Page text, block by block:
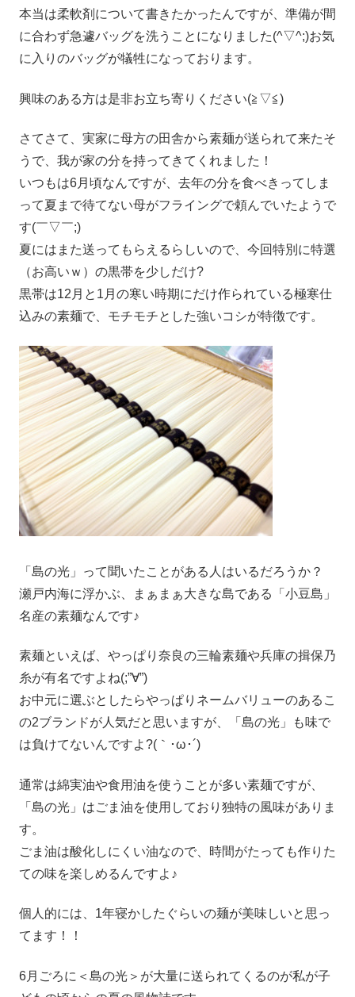
本当は柔軟剤について書きたかったんですが、準備が間
に合わず急遽バッグを洗うことになりました(^▽^;)お気
に入りのバッグが犠牲になっております。
興味のある方は是非お立ち寄りください(≧▽≦)
さてさて、実家に母方の田舎から素麺が送られて来たそ
うで、我が家の分を持ってきてくれました！
いつもは6月頃なんですが、去年の分を食べきってしま
って夏まで待てない母がフライングで頼んでいたようで
す(￣▽￣;)
夏にはまた送ってもらえるらしいので、今回特別に特選
（お高いｗ）の黒帯を少しだけ?
黒帯は12月と1月の寒い時期にだけ作られている極寒仕
込みの素麺で、モチモチとした強いコシが特徴です。
「島の光」って聞いたことがある人はいるだろうか？
瀬戸内海に浮かぶ、まぁまぁ大きな島である「小豆島」
名産の素麺なんです♪
素麺といえば、やっぱり奈良の三輪素麺や兵庫の揖保乃
糸が有名ですよね(;”∀”)
お中元に選ぶとしたらやっぱりネームバリューのあるこ
の2ブランドが人気だと思いますが、「島の光」も味で
は負けてないんですよ?(｀･ω･´)
通常は綿実油や食用油を使うことが多い素麺ですが、
「島の光」はごま油を使用しており独特の風味がありま
す。
ごま油は酸化しにくい油なので、時間がたっても作りた
ての味を楽しめるんですよ♪
個人的には、1年寝かしたぐらいの麺が美味しいと思っ
てます！！
6月ごろに＜島の光＞が大量に送られてくるのが私が子